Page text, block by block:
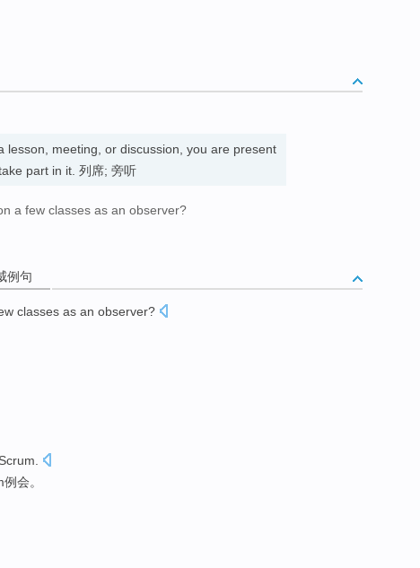
lesson, meeting, or discussion, you are present
part in it. 列席; 旁听
a few classes as an observer?
例句
classes as an observer?
Scrum
例会。